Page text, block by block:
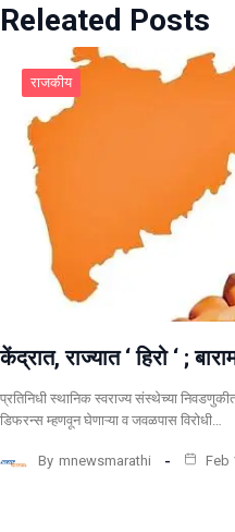
Releated Posts
राजकीय
केंद्रात, राज्यात ‘ हिरो ‘ ;
प्रतिनिधी स्थानिक स्वराज्य संस्थेच्या
डिफरन्स म्हणवून घेणाऱ्या व जवळपास विरोधी…
By mnewsmarathi Feb